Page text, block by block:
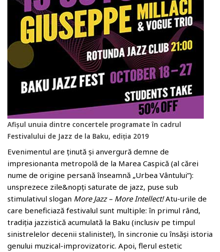
Afișul unuia dintre concertele programate în cadrul
Festivalului de Jazz de la Baku, ediția 2019
Evenimentul are ținută și anvergură demne de
impresionanta metropolă de la Marea Caspică (al cărei
nume de origine persană înseamnă „Urbea Vântului”):
unsprezece zile&nopți saturate de jazz, puse sub
stimulativul slogan More Jazz – More Intellect!Atu-urile de
care beneficiază festivalul sunt multiple: în primul rând,
tradiția jazzistică acumulată la Baku (inclusiv pe timpul
sinistrelelor decenii staliniste!), în sincronie cu însăși istoria
genului muzical-improvizatoric. Apoi, flerul estetic